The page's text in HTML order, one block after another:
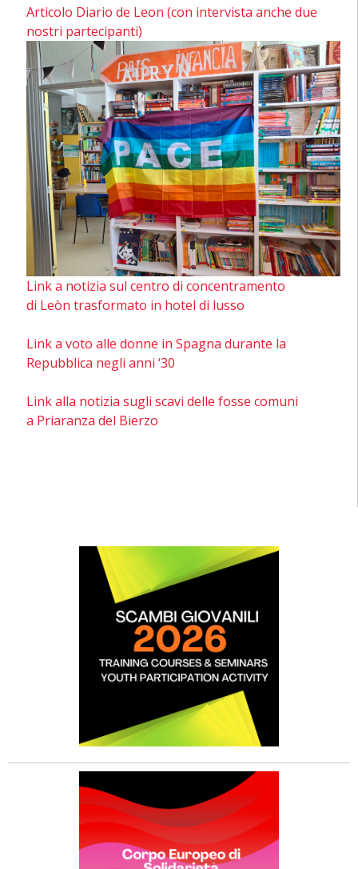
Articolo Diario de Leon (con intervista anche due
nostri partecipanti)
Link a notizia sul centro di concentramento
di Leòn trasformato in hotel di lusso
Link a voto alle donne in Spagna durante la
Repubblica negli anni ‘30
Link alla notizia sugli scavi delle fosse comuni
a Priaranza del Bierzo